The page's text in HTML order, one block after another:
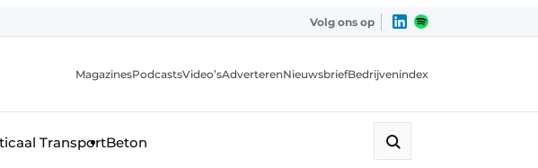
Volg ons op
MagazinesPodcastsVideo’sAdverterenNieuwsbriefBedrijvenindex
TransportBeton